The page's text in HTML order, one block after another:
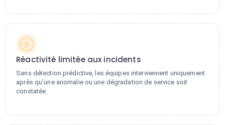
Réactivité limitée aux incidents
Sans détection prédictive, les équipes interviennent uniquement
après qu'une anomalie ou une dégradation de service soit
constatée.